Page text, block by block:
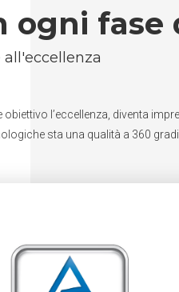
ogni
l’eccellenza, diventa
sta una qualità a 360 gradi.